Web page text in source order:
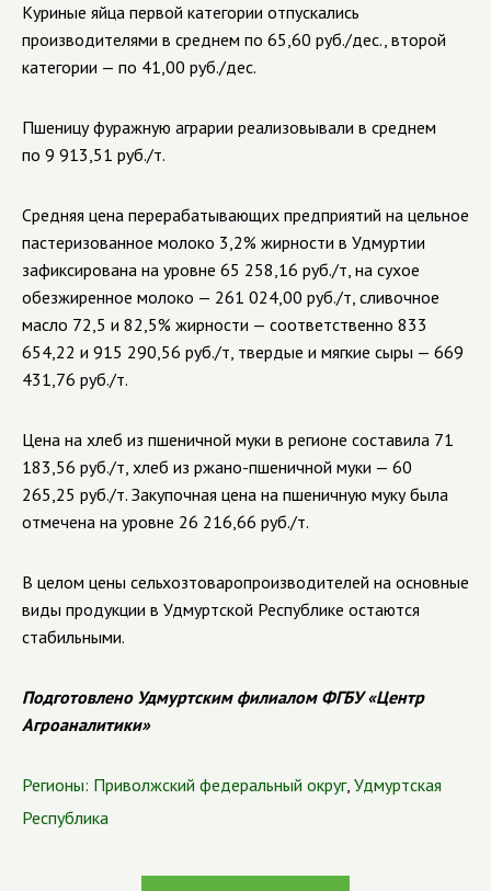
Куриные яйца первой категории отпускались
производителями в среднем по 65,60 руб./дес., второй
категории — по 41,00 руб./дес.
Пшеницу фуражную аграрии реализовывали в среднем
по 9 913,51 руб./т.
Средняя цена перерабатывающих предприятий на цельное
пастеризованное молоко 3,2% жирности в Удмуртии
зафиксирована на уровне 65 258,16 руб./т, на сухое
обезжиренное молоко — 261 024,00 руб./т, сливочное
масло 72,5 и 82,5% жирности — соответственно 833
654,22 и 915 290,56 руб./т, твердые и мягкие сыры — 669
431,76 руб./т.
Цена на хлеб из пшеничной муки в регионе составила 71
183,56 руб./т, хлеб из ржано-пшеничной муки — 60
265,25 руб./т. Закупочная цена на пшеничную муку была
отмечена на уровне 26 216,66 руб./т.
В целом цены сельхозтоваропроизводителей на основные
виды продукции в Удмуртской Республике остаются
стабильными.
Подготовлено Удмуртским филиалом ФГБУ «Центр
Агроаналитики»
Регионы: Приволжский федеральный округ, Удмуртская
Республика